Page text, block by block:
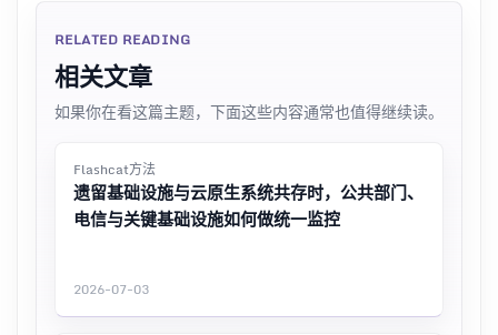
RELATED READING
相关文章
如果你在看这篇主题，下面这些内容通常也值得继续读。
Flashcat方法
遗留基础设施与云原生系统共存时，公共部门、
电信与关键基础设施如何做统一监控
2026-07-03